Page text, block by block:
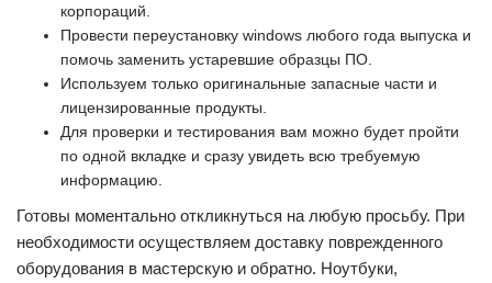
корпораций.
Провести переустановку windows любого года выпуска и
помочь заменить устаревшие образцы ПО.
Используем только оригинальные запасные части и
лицензированные продукты.
Для проверки и тестирования вам можно будет пройти
по одной вкладке и сразу увидеть всю требуемую
информацию.
Готовы моментально откликнуться на любую просьбу. При
необходимости осуществляем доставку поврежденного
оборудования в мастерскую и обратно. Ноутбуки,